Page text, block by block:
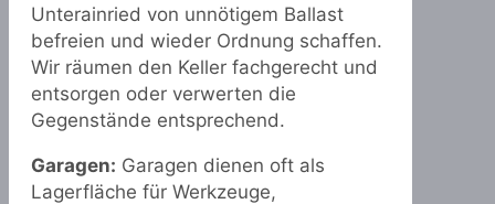
Unterainried von unnötigem Ballast
befreien und wieder Ordnung schaffen.
Wir räumen den Keller fachgerecht und
entsorgen oder verwerten die
Gegenstände entsprechend.
Garagen: Garagen dienen oft als
Lagerfläche für Werkzeuge,